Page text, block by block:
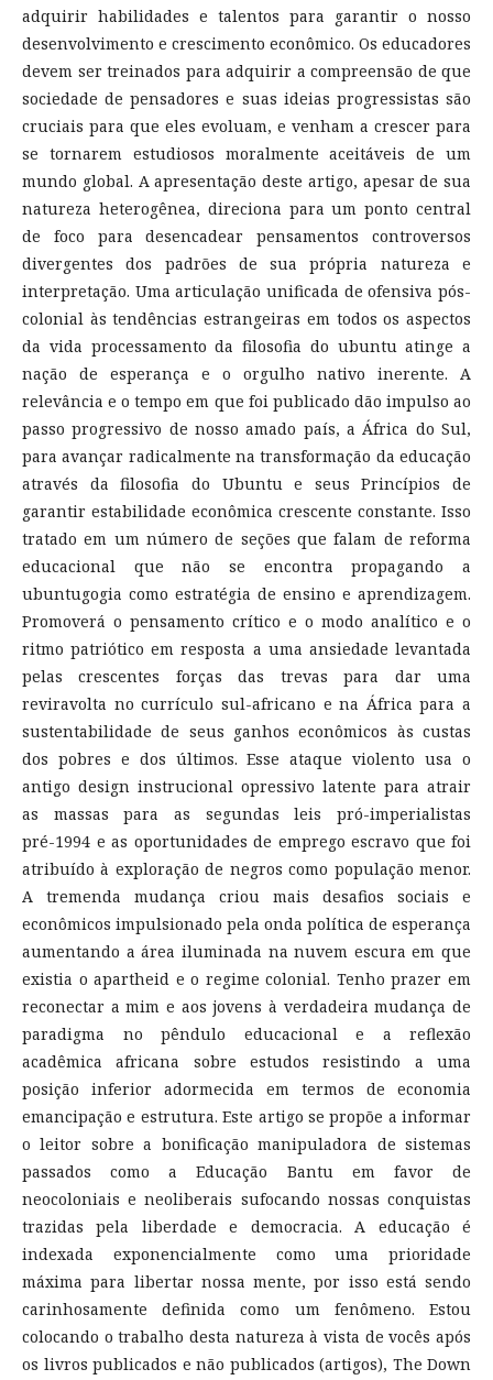
adquirir habilidades e talentos para garantir o nosso
desenvolvimento e crescimento econômico. Os educadores
devem ser treinados para adquirir a compreensão de que
sociedade de pensadores e suas ideias progressistas são
cruciais para que eles evoluam, e venham a crescer para
se tornarem estudiosos moralmente aceitáveis de um
mundo global. A apresentação deste artigo, apesar de sua
natureza heterogênea, direciona para um ponto central
de foco para desencadear pensamentos controversos
divergentes dos padrões de sua própria natureza e
interpretação. Uma articulação unificada de ofensiva pós-
colonial às tendências estrangeiras em todos os aspectos
da vida processamento da filosofia do ubuntu atinge a
nação de esperança e o orgulho nativo inerente. A
relevância e o tempo em que foi publicado dão impulso ao
passo progressivo de nosso amado país, a África do Sul,
para avançar radicalmente na transformação da educação
através da filosofia do Ubuntu e seus Princípios de
garantir estabilidade econômica crescente constante. Isso
tratado em um número de seções que falam de reforma
educacional que não se encontra propagando a
ubuntugogia como estratégia de ensino e aprendizagem.
Promoverá o pensamento crítico e o modo analítico e o
ritmo patriótico em resposta a uma ansiedade levantada
pelas crescentes forças das trevas para dar uma
reviravolta no currículo sul-africano e na África para a
sustentabilidade de seus ganhos econômicos às custas
dos pobres e dos últimos. Esse ataque violento usa o
antigo design instrucional opressivo latente para atrair
as massas para as segundas leis pró-imperialistas
pré-1994 e as oportunidades de emprego escravo que foi
atribuído à exploração de negros como população menor.
A tremenda mudança criou mais desafios sociais e
econômicos impulsionado pela onda política de esperança
aumentando a área iluminada na nuvem escura em que
existia o apartheid e o regime colonial. Tenho prazer em
reconectar a mim e aos jovens à verdadeira mudança de
paradigma no pêndulo educacional e a reflexão
acadêmica africana sobre estudos resistindo a uma
posição inferior adormecida em termos de economia
emancipação e estrutura. Este artigo se propõe a informar
o leitor sobre a bonificação manipuladora de sistemas
passados como a Educação Bantu em favor de
neocoloniais e neoliberais sufocando nossas conquistas
trazidas pela liberdade e democracia. A educação é
indexada exponencialmente como uma prioridade
máxima para libertar nossa mente, por isso está sendo
carinhosamente definida como um fenômeno. Estou
colocando o trabalho desta natureza à vista de vocês após
os livros publicados e não publicados (artigos), The Down